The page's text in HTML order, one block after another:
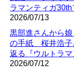
ラマンティガ30th
2026/07/13
黒部進さんから
の手紙 桜井浩子
返る『ウルトラマ
2026/07/12